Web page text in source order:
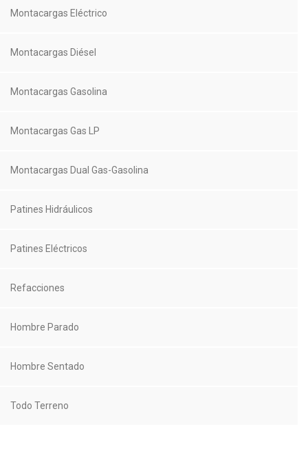
Montacargas Eléctrico
Montacargas Diésel
Montacargas Gasolina
Montacargas Gas LP
Montacargas Dual Gas-Gasolina
Patines Hidráulicos
Patines Eléctricos
Refacciones
Hombre Parado
Hombre Sentado
Todo Terreno